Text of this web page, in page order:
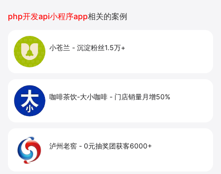
增长。
php开发api小程序app相关的案例
小苍兰 - 沉淀粉丝1.5万+
咖啡茶饮-大小咖啡 - 门店销量月增50%
泸州老窖 - 0元抽奖团获客6000+